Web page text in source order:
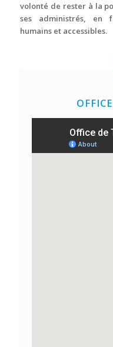
volonté de rester à la
ses administrés, en
humains et accessibles.